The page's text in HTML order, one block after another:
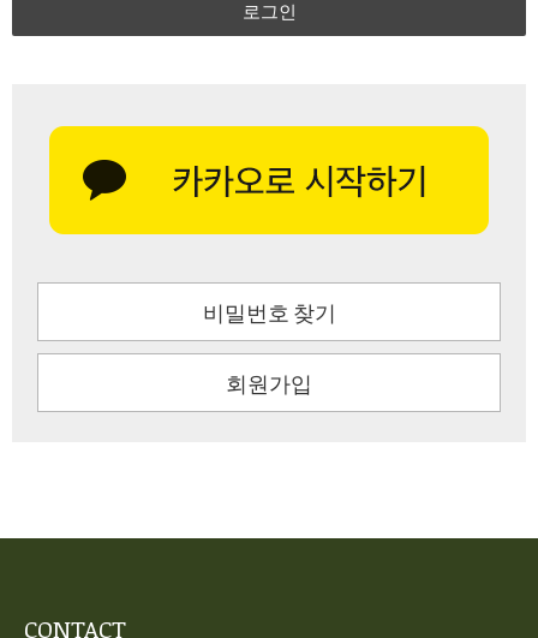
로그인
비밀번호 찾기
회원가입
CONTACT